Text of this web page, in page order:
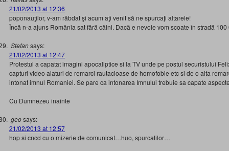
21/02/2013 at 12:36
poponauţilor, v-am răbdat şi acum aţi venit să ne spurcaţi altarele!
Încă n-a ajuns România sat fără câini. Dacă e nevoie vom scoate în stradă 100
Stefansays:
21/02/2013 at 12:47
Protestul a capatat imagini apocaliptice si la TV unde pe postul securistului
capturi video alaturi de remarci rautacioase de homofobie etc si de o alta
intonat imnul Romaniei. Se pare ca intonarea Imnului trebuie sa capate
Cu Dumnezeu inainte
geosays:
21/02/2013 at 12:57
hop si cncd cu o mizerie de comunicat…huo, spurcatilor…